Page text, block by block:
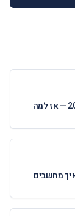
חתימה דיגיטלית בעסקאות מקרקעין: מותרת מ-2022 — אז למה
מחשבים